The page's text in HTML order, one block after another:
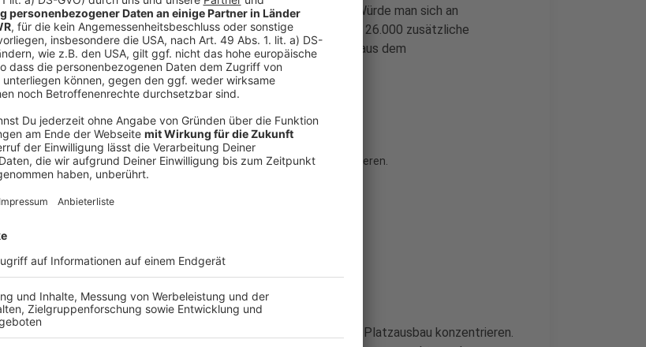
personelle Situation an Grundschulen und Horten zu verbessern. Würde man sich an
Westdeutschland orientieren, wären laut der Prognose dafür rund 26.000 zusätzliche
Fachkräfte nötig. Die könnten laut der Studie mit Bundesmitteln aus dem
Ganztagsförderungsgesetz finanziert werden.
Anzeige
Ganztagsunterricht für alle Kinder lässt sich in NRW noch nicht realisieren.
Anzeige
West-Bundesländer müssen Platzausbau vorantreiben
Anzeige
Die westdeutschen Bundesländer müssten sich dagegen auf den Platzausbau konzentrieren.